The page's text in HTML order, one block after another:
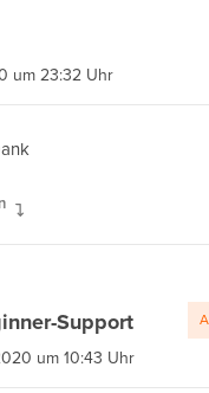
um 23:32 Uhr
Support
um 10:43 Uhr